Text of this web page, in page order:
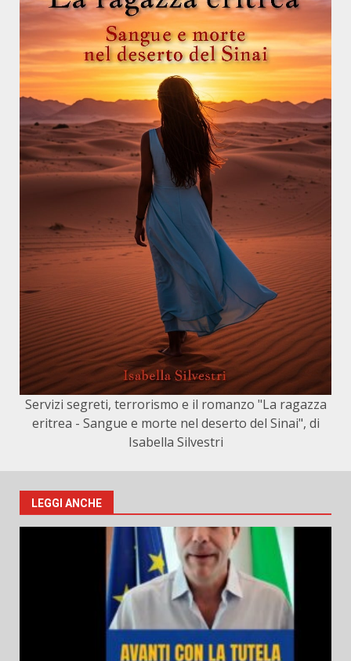
Servizi segreti, terrorismo e il romanzo "La ragazza
eritrea - Sangue e morte nel deserto del Sinai", di
Isabella Silvestri
LEGGI ANCHE